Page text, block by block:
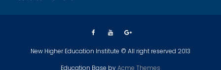
New Higher Education Institute © All right reserved 2013
Education Base byAcme Themes